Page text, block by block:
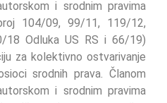
i srodnim pravima
104/09, 99/11, 119/12,
18 Odluka US RS i 66/19)
za kolektivno ostvarivanje
srodnih prava. Članom
i srodnim pravima